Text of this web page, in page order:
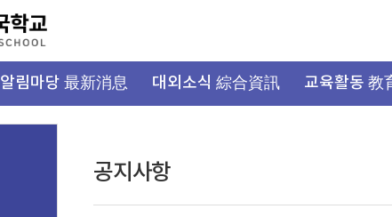
알림마당 最新消息 대외소식 綜合資訊 교육활동 教
공지사항